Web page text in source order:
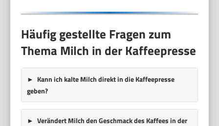
Häufig gestellte Fragen zum
Thema Milch in der Kaffeepresse
Kann ich kalte Milch direkt in die Kaffeepresse
geben?
Verändert Milch den Geschmack des Kaffees in der